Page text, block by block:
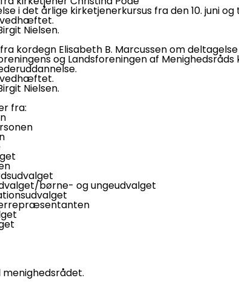
det årlige kirketjenerkursus fra den 10. juni og til
Nielsen.
kordegn Elisabeth B. Marcussen om deltagelse
og Landsforeningen af Menighedsråds
Nielsen.
fra:
børne- og ungeudvalget